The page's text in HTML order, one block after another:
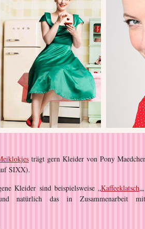
trägt gern Kleider von Pony
SIXX).
Kleider sind beispielsweise „Kaffeeklatsch
natürlich das in Zusammenarbeit